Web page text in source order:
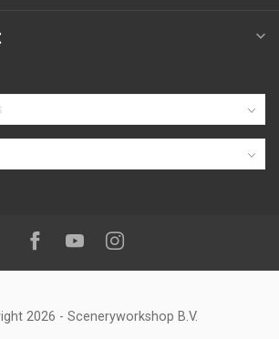
Volg ons op:Facebook
YoutubeInstagram
2026 - Sceneryworkshop B.V.